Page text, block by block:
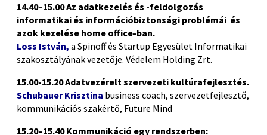
14.40–15.00Az adatkezelés és -feldolgozás
informatikai és információbiztonsági problémái és
azok kezelése home office-ban.
Loss István, a Spinoff és Startup Egyesület Informatikai
szakosztályának vezetője. Védelem Holding Zrt.
15.00-15.20 Adatvezérelt szervezeti kultúrafejlesztés.
Schubauer Krisztina business coach, szervezetfejlesztő,
kommunikációs szakértő, Future Mind
15.20–15.40Kommunikáció egy rendszerben: